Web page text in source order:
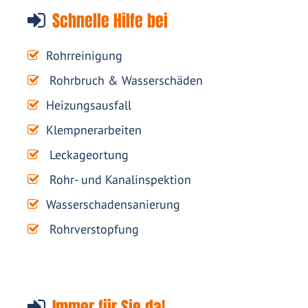
Schnelle Hilfe bei
Rohrreinigung
Rohrbruch & Wasserschäden
Heizungsausfall
Klempnerarbeiten
Leckageortung
Rohr- und Kanalinspektion
Wasserschadensanierung
Rohrverstopfung